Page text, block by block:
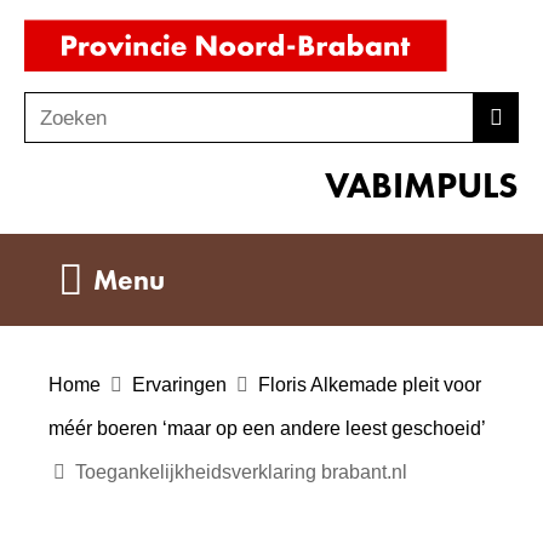
Ga
de
inhoud
o
Zoeken
VABIMPULS
Menu
Home Ervaringen Floris Alkemade pleit voor
méér boeren ‘maar op een andere leest geschoeid’
Toegankelijkheidsverklaring brabant.nl